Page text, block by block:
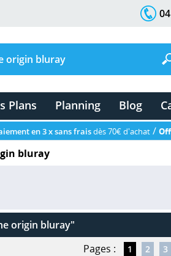
Plans Planning Blog
en 3 x sans fraisdès 70€ d'achat /
bluray
origin bluray"
Pages : 1 2 3